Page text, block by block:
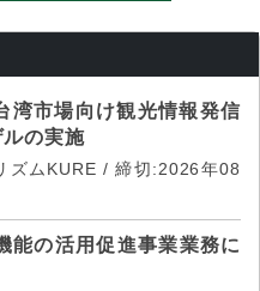
湾市場向け観光情報発信
の実施
ズムKURE / 締切:2026年08
能の活用促進事業業務に